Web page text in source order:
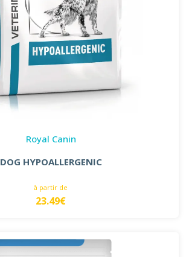
Royal Canin
DOG HYPOALLERGENIC
à partir de
23.49€